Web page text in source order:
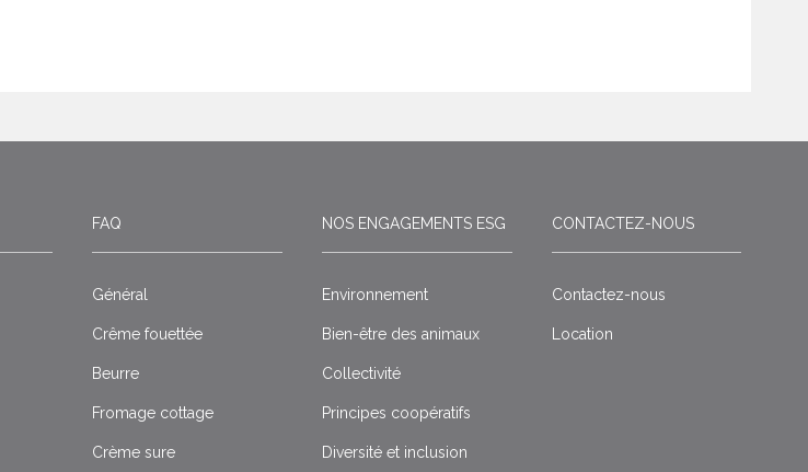
FAQ
Général
Crême fouettée
Beurre
Fromage cottage
Crème sure
NOS ENGAGEMENTS ESG
Environnement
Bien-être des animaux
Collectivité
Principes coopératifs
Diversité et inclusion
CONTACTEZ-NOUS
Contactez-nous
Location